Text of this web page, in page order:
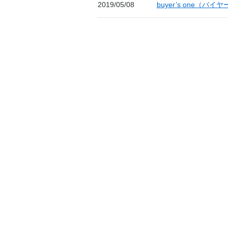
2019/05/08 buyer’s one（バイヤ